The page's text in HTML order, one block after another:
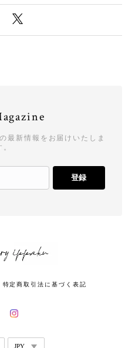
最新情報をお届けいたしま
。
登録
特定商取引法に基づく表記